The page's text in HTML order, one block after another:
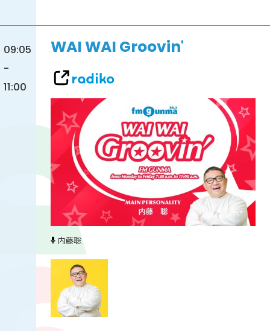
09:05
-
11:00
WAI WAI Groovin'
内藤聡